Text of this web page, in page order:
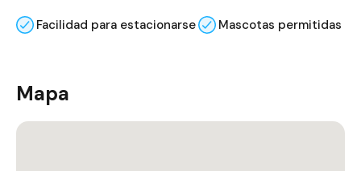
Facilidad para estacionarse Mascotas permitidas
Mapa